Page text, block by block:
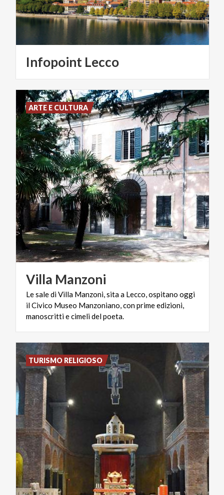
Infopoint Lecco
Villa Manzoni
Le sale di Villa Manzoni, sita a Lecco, ospitano oggi
il Civico Museo Manzoniano, con prime edizioni,
manoscritti e cimeli del poeta.
ARTE E CULTURA
TURISMO RELIGIOSO